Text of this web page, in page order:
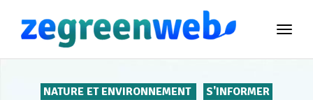
NATURE ET ENVIRONNEMENT S'INFORMER